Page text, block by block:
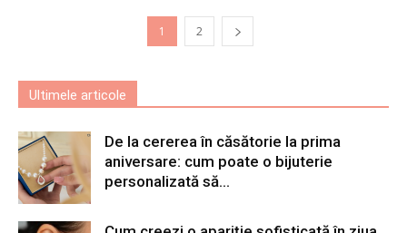
1 2
Ultimele articole
De la cererea în căsătorie la prima
aniversare: cum poate o bijuterie
personalizată să...